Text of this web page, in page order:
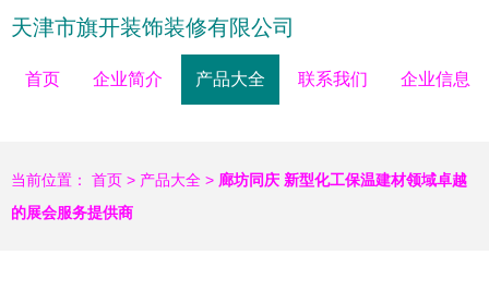
天津市旗开装饰装修有限公司
首页 企业简介 产品大全 联系我们 企业信息
当前位置： 首页 > 产品大全 > 廊坊同庆 新型化工保温建材领域卓越
的展会服务提供商